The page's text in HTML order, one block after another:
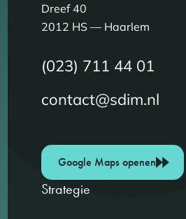
Dreef 40
2012 HS — Haarlem
(023) 711 44 01
contact@sdim.nl
Google Maps openen
Strategie